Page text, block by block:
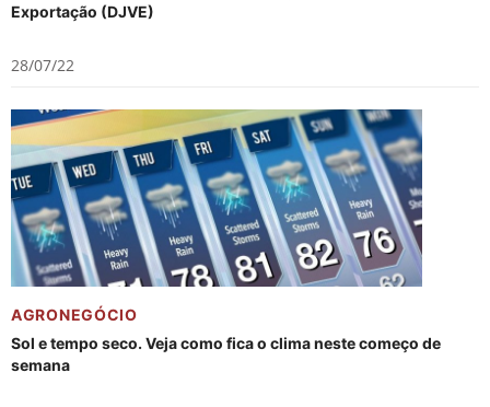
Exportação (DJVE)
28/07/22
AGRONEGÓCIO
Sol e tempo seco. Veja como fica o clima neste começo de
semana